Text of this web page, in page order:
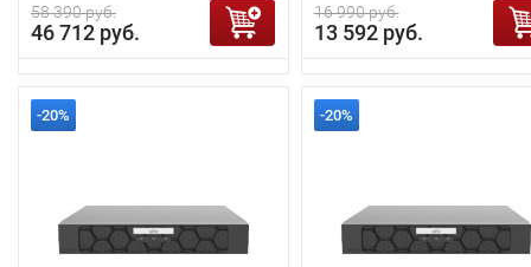
58 390 руб.
46 712 руб.
16 990 руб.
13 592 руб.
-20% -20%